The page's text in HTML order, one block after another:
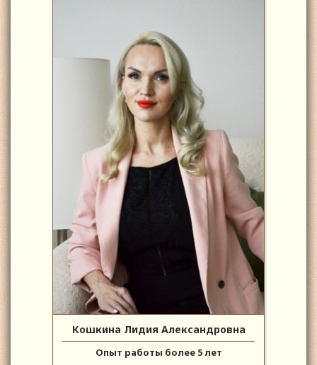
Кошкина Лидия Александровна
Опыт работы более 5 лет